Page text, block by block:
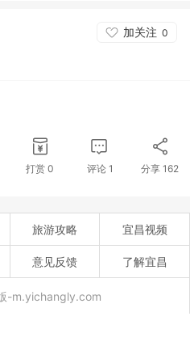
加关注 0
打赏 0 评论 1 分享162
旅游攻略 宜昌视频
意见反馈 了解宜昌
-m.yichangly.com